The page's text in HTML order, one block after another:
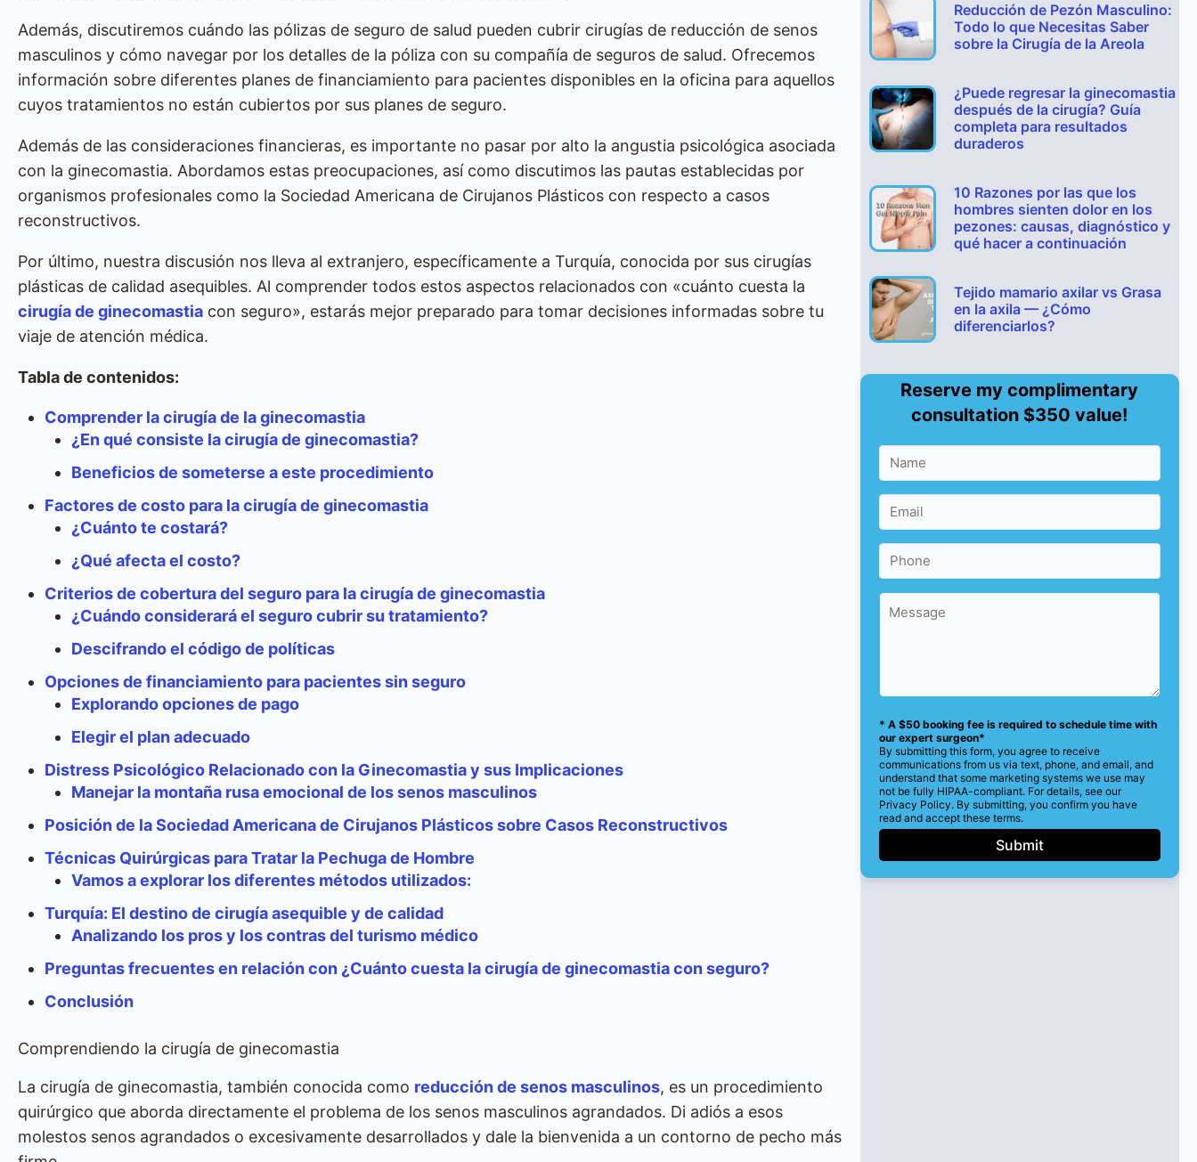
Además, discutiremos cuándo las pólizas de seguro de salud pueden cubrir cirugías de reducción de senos
masculinos y cómo navegar por los detalles de la póliza con su compañía de seguros de salud. Ofrecemos
información sobre diferentes planes de financiamiento para pacientes disponibles en la oficina para aquellos
cuyos tratamientos no están cubiertos por sus planes de seguro.
Además de las consideraciones financieras, es importante no pasar por alto la angustia psicológica asociada
con la ginecomastia. Abordamos estas preocupaciones, así como discutimos las pautas establecidas por
organismos profesionales como la Sociedad Americana de Cirujanos Plásticos con respecto a casos
reconstructivos.
Por último, nuestra discusión nos lleva al extranjero, específicamente a Turquía, conocida por sus cirugías
plásticas de calidad asequibles. Al comprender todos estos aspectos relacionados con «cuánto cuesta la
cirugía de ginecomastia con seguro», estarás mejor preparado para tomar decisiones informadas sobre tu
viaje de atención médica.
Tabla de contenidos:
Comprender la cirugía de la ginecomastia
¿En qué consiste la cirugía de ginecomastia?
Beneficios de someterse a este procedimiento
Factores de costo para la cirugía de ginecomastia
¿Cuánto te costará?
¿Qué afecta el costo?
Criterios de cobertura del seguro para la cirugía de ginecomastia
¿Cuándo considerará el seguro cubrir su tratamiento?
Descifrando el código de políticas
Opciones de financiamiento para pacientes sin seguro
Explorando opciones de pago
Elegir el plan adecuado
Distress Psicológico Relacionado con la Ginecomastia y sus Implicaciones
Manejar la montaña rusa emocional de los senos masculinos
Posición de la Sociedad Americana de Cirujanos Plásticos sobre Casos Reconstructivos
Técnicas Quirúrgicas para Tratar la Pechuga de Hombre
Vamos a explorar los diferentes métodos utilizados:
Turquía: El destino de cirugía asequible y de calidad
Analizando los pros y los contras del turismo médico
Preguntas frecuentes en relación con ¿Cuánto cuesta la cirugía de ginecomastia con seguro?
Conclusión
Comprendiendo la cirugía de ginecomastia
La cirugía de ginecomastia, también conocida como reducción de senos masculinos, es un procedimiento
quirúrgico que aborda directamente el problema de los senos masculinos agrandados. Di adiós a esos
molestos senos agrandados o excesivamente desarrollados y dale la bienvenida a un contorno de pecho más
Reducción de Pezón Masculino:
Todo lo que Necesitas Saber
sobre la Cirugía de la Areola
¿Puede regresar la ginecomastia
después de la cirugía? Guía
completa para resultados
duraderos
10 Razones por las que los
hombres sienten dolor en los
pezones: causas, diagnóstico y
qué hacer a continuación
Tejido mamario axilar vs Grasa
en la axila — ¿Cómo
diferenciarlos?
Reserve my complimentary
consultation $350 value!
* A $50 booking fee is required to schedule time with
our expert surgeon*
By submitting this form, you agree to receive
communications from us via text, phone, and email, and
understand that some marketing systems we use may
not be fully HIPAA-compliant. For details, see our
Privacy Policy. By submitting, you confirm you have
read and accept these terms.
Submit